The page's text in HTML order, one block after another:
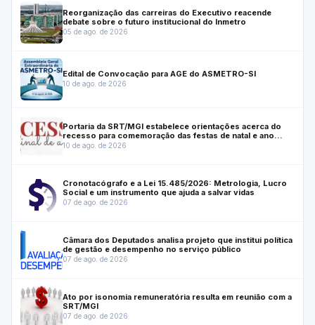
Reorganização das carreiras do Executivo reacende
debate sobre o futuro institucional do Inmetro
05 de ago. de 2026
Edital de Convocação para AGE do ASMETRO-SI
10 de ago. de 2026
Portaria da SRT/MGI estabelece orientações acerca do
recesso para comemoração das festas de natal e ano
novo.
10 de ago. de 2026
Cronotacógrafo e a Lei 15.485/2026: Metrologia, Lucro
Social e um instrumento que ajuda a salvar vidas
07 de ago. de 2026
Câmara dos Deputados analisa projeto que institui política
de gestão e desempenho no serviço público
07 de ago. de 2026
Ato por isonomia remuneratória resulta em reunião com a
SRT/MGI
07 de ago. de 2026